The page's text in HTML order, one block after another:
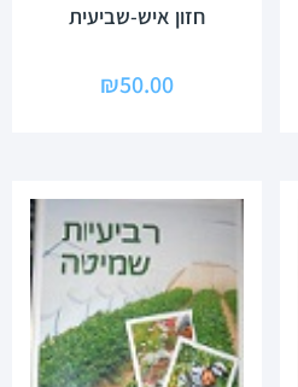
חזון איש-שביעית
₪50.00